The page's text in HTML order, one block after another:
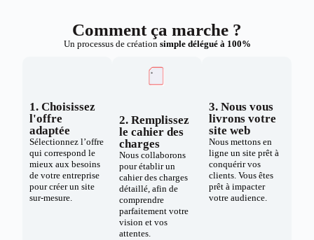
Comment ça marche ?
Un processus de création simple délégué à 100%
1. Choisissez
l'offre
adaptée
Sélectionnez l’offre
qui correspond le
mieux aux besoins
de votre entreprise
pour créer un site
sur-mesure.
2. Remplissez
le cahier des
charges
Nous collaborons
pour établir un
cahier des charges
détaillé, afin de
comprendre
parfaitement votre
vision et vos
attentes.
3. Nous vous
livrons votre
site web
Nous mettons en
ligne un site prêt à
conquérir vos
clients. Vous êtes
prêt à impacter
votre audience.